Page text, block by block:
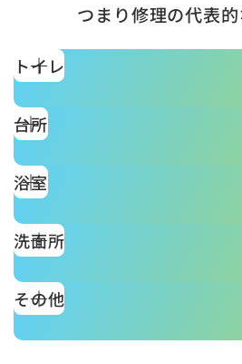
つまり修理の代表
トイレ
台所
浴室
洗面所
その他